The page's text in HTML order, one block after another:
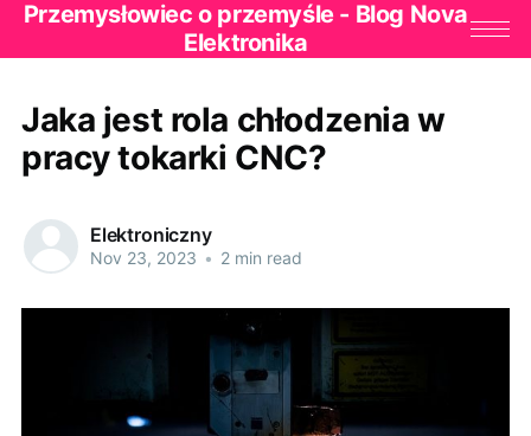
Przemysłowiec o przemyśle - Blog Nova
Elektronika
Jaka jest rola chłodzenia w
pracy tokarki CNC?
Elektroniczny
Nov 23, 2023 • 2 min read